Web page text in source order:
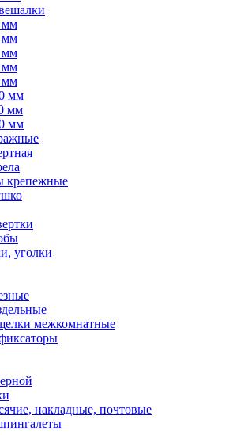
мм
мм
мм
мм
мм
мм
мм
мм
крепежные
уголки
межкомнатные
накладные, почтовые